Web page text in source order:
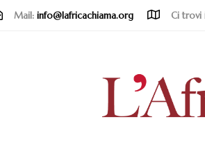
Mail: info@lafricachiama.org Ci trovi